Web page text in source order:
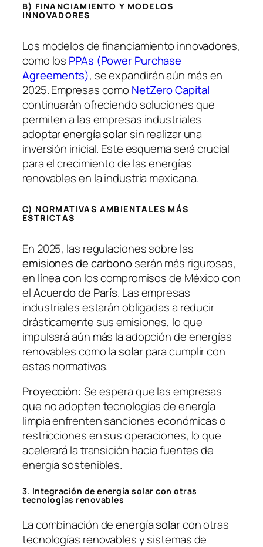
B) FINANCIAMIENTO Y MODELOS
INNOVADORES
Los modelos de financiamiento innovadores,
como los PPAs (Power Purchase
Agreements), se expandirán aún más en
2025. Empresas como NetZero Capital
continuarán ofreciendo soluciones que
permiten a las empresas industriales
adoptarenergía solarsin realizar una
inversión inicial. Este esquema será crucial
para el crecimiento de las energías
renovables en la industria mexicana.
C) NORMATIVAS AMBIENTALES MÁS
ESTRICTAS
En 2025, las regulaciones sobre las
emisiones de carbonoserán más rigurosas,
en línea con los compromisos de México con
elAcuerdo de París. Las empresas
industriales estarán obligadas a reducir
drásticamente sus emisiones, lo que
impulsará aún más la adopción de energías
renovables como la solarpara cumplir con
estas normativas.
Proyección: Se espera que las empresas
que no adopten tecnologías de energía
limpia enfrenten sanciones económicas o
restricciones en sus operaciones, lo que
acelerará la transición hacia fuentes de
energía sostenibles.
3. Integración de energía solar con otras
tecnologías renovables
La combinación deenergía solarcon otras
tecnologías renovables y sistemas de